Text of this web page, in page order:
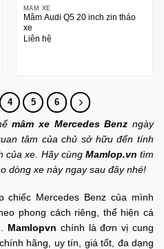
MÂM XE
Mâm Audi Q5 20 inch zin tháo
xe
Liên hệ
4 5 6
mâm xe Mercedes Benz ngày
tâm của chủ sở hữu đến tính
của xe. Hãy cùng Mamlop.vn tìm
dòng xe này ngay sau đây nhé!
chiếc Mercedes Benz của mình
phong cách riêng, thể hiện cá
Mamlopvn chính là đơn vị cung
chính hãng, uy tín, giá tốt, đa dạng